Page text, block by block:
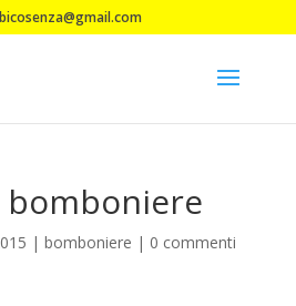
bomboniere
| bomboniere | 0 commenti